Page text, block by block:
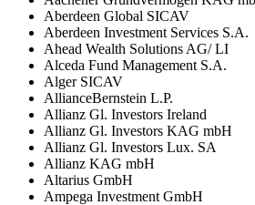
Aberdeen Global SICAV
Aberdeen Investment Services S.A.
Ahead Wealth Solutions AG/ LI
Alceda Fund Management S.A.
Alger SICAV
AllianceBernstein L.P.
Allianz Gl. Investors Ireland
Allianz Gl. Investors KAG mbH
Allianz Gl. Investors Lux. SA
Allianz KAG mbH
Altarius GmbH
Ampega Investment GmbH